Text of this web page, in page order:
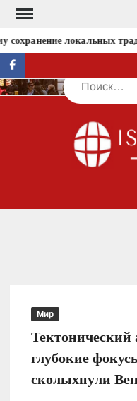
Перейти
содержимомулокальных
facebook
Поиск
Мир
Тектонический
глубокие
сколыхнули